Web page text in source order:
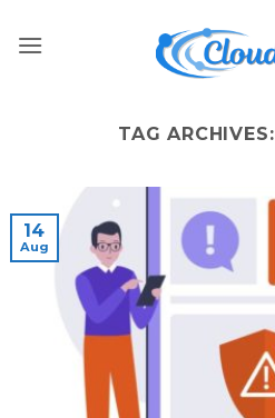
TAG ARCHIVES:
14
Aug